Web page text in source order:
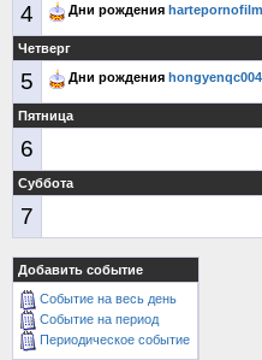
4 Дни рождения
Четверг
5 Дни рождения hongyenqc004
Пятница
6
Суббота
7
Добавить событие
Событие на весь день
Событие на период
Периодическое событие